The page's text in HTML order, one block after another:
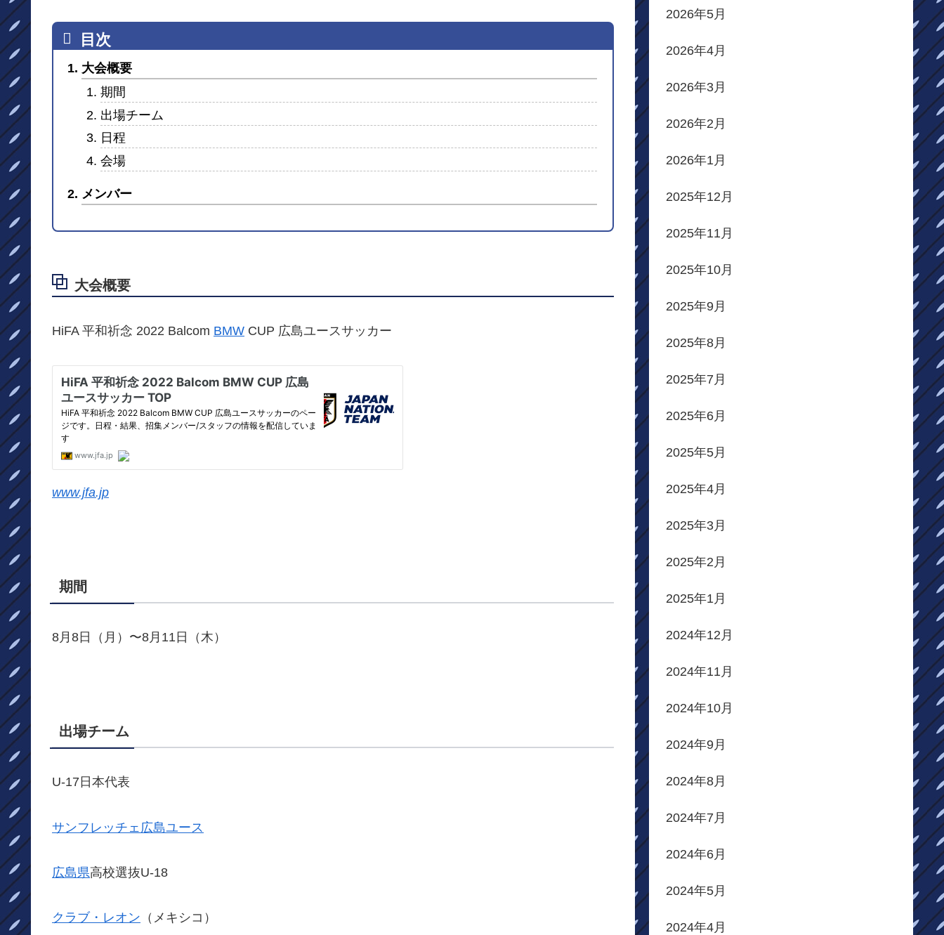
大会概要
期間
出場チーム
日程
会場
メンバー
大会概要
HiFA 平和祈念 2022 Balcom BMW CUP 広島ユースサッカー
www.jfa.jp
期間
8月8日（月）〜8月11日（木）
出場チーム
U-17日本代表
サンフレッチェ広島ユース
広島県高校選抜U-18
クラブ・レオン （メキシコ）
2026年5月
2026年4月
2026年3月
2026年2月
2026年1月
2025年12月
2025年11月
2025年10月
2025年9月
2025年8月
2025年7月
2025年6月
2025年5月
2025年4月
2025年3月
2025年2月
2025年1月
2024年12月
2024年11月
2024年10月
2024年9月
2024年8月
2024年7月
2024年6月
2024年5月
2024年4月